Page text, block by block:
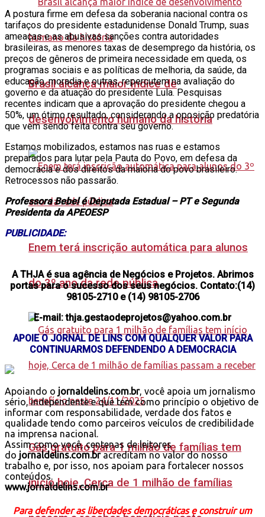
Brasil alcança maior índice de
desenvolvimento humano da história
Enem terá inscrição automática para alunos
do 3º ano da rede pública
Gás gratuito para 1 milhão de famílias tem
início hoje, Cerca de 1 milhão de famílias
A postura firme em defesa da soberania nacional contra os
tarifaços do presidente estadunidense Donald Trump, suas
ameaças e as abusivas sanções contra autoridades
brasileiras, as menores taxas de desemprego da história, os
preços de gêneros de primeira necessidade em queda, os
programas sociais e as políticas de melhoria, da saúde, da
educação, moradia e outras, repercutem na avaliação do
governo e da atuação do presidente Lula. Pesquisas
recentes indicam que a aprovação do presidente chegou a
50%, um ótimo resultado, considerando a oposição predatória
que vem sendo feita contra seu governo.
Estamos mobilizados, estamos nas ruas e estamos
preparados para lutar pela Pauta do Povo, em defesa da
democracia e dos direitos da maioria do povo brasileiro.
Retrocessos não passarão.
Professora Bebel é Deputada Estadual – PT e Segunda
Presidenta da APEOESP
PUBLICIDADE:
A THJA é sua agência de Negócios e Projetos. Abrimos
portas para o sucesso dos seus negócios. Contato:(14)
98105-2710 e (14) 98105-2706
E-mail: thja.gestaodeprojetos@yahoo.com.br
APOIE O JORNAL DE LINS COM QUALQUER VALOR PARA
CONTINUARMOS DEFENDENDO A DEMOCRACIA
Apoiando o jornaldelins.com.br, você apoia um jornalismo
sério, independente e que tem como princípio o objetivo de
informar com responsabilidade, verdade dos fatos e
qualidade tendo como parceiros veículos de credibilidade
na imprensa nacional.
Assim como você, centenas de leitores
do jornaldelins.com.bracreditam no valor do nosso
trabalho e, por isso, nos apoiam para fortalecer nossos
conteúdos.
www.jornaldelins.com.br
Para defender as liberdades democráticas e construir um